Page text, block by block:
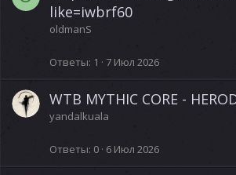
like=iwbrf60
oldmanS
Ответы 1 7 Июл 2026
WTB MYTHIC CORE -
yandalkuala
Ответы 0 6 Июл 2026